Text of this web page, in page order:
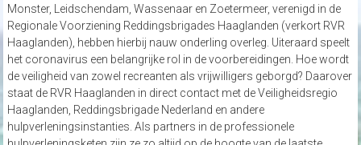
Monster, Leidschendam, Wassenaar en Zoetermeer, verenigd in de
Regionale Voorziening Reddingsbrigades Haaglanden (verkort RVR
Haaglanden), hebben hierbij nauw onderling overleg. Uiteraard speelt
het coronavirus een belangrijke rol in de voorbereidingen. Hoe wordt
de veiligheid van zowel recreanten als vrijwilligers geborgd? Daarover
staat de RVR Haaglanden in direct contact met de Veiligheidsregio
Haaglanden, Reddingsbrigade Nederland en andere
hulpverleningsinstanties. Als partners in de professionele